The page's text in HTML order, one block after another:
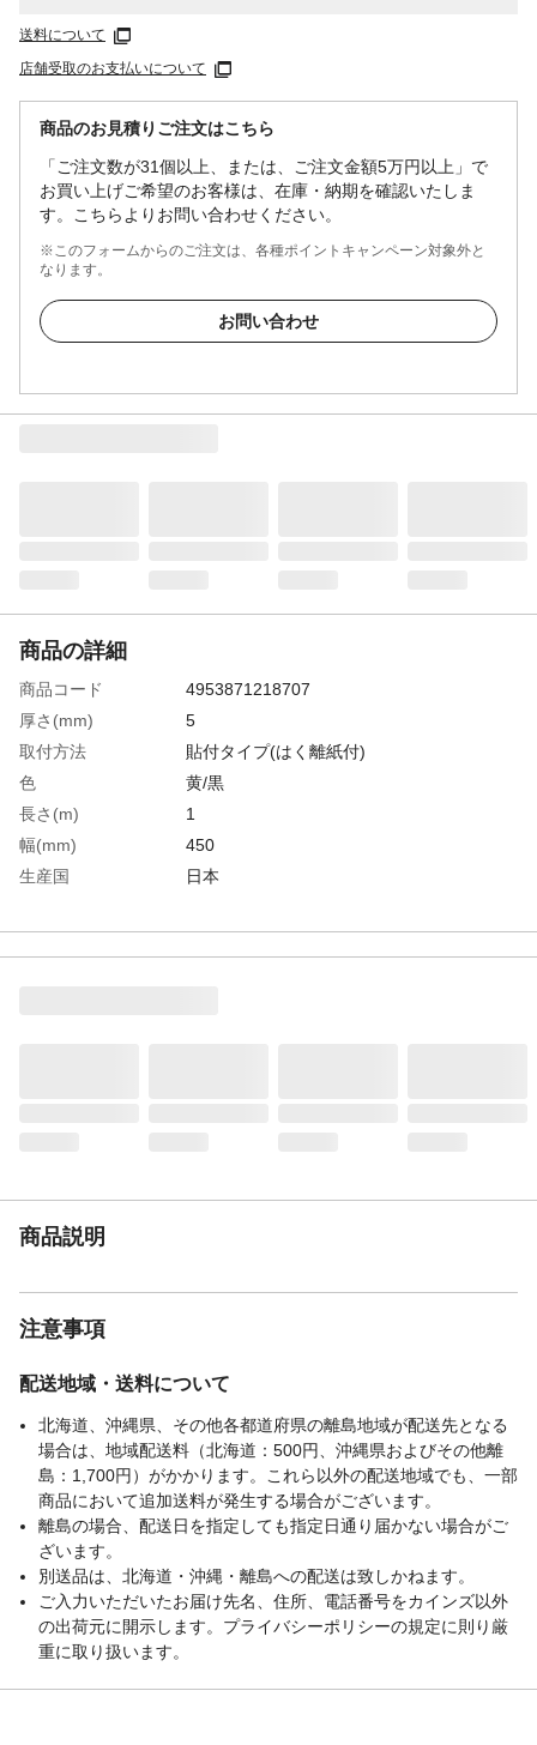
送料について
店舗受取のお支払いについて
商品のお見積りご注文はこちら
「ご注文数が31個以上、または、ご注文金額5万円以上」で
お買い上げご希望のお客様は、在庫・納期を確認いたしま
す。こちらよりお問い合わせください。
※このフォームからのご注文は、各種ポイントキャンペーン対象外と
なります。
お問い合わせ
商品の詳細
商品コード
4953871218707
厚さ(mm)
5
取付方法
貼付タイプ(はく離紙付)
色
黄/黒
長さ(m)
1
幅(mm)
450
生産国
日本
材質1
基材：ポリエチレンフィルム、ウレタンフ
ォーム
商品説明
注意事項
配送地域・送料について
北海道、沖縄県、その他各都道府県の離島地域が配送先となる
場合は、地域配送料（北海道：500円、沖縄県およびその他離
島：1,700円）がかかります。これら以外の配送地域でも、一部
商品において追加送料が発生する場合がございます。
離島の場合、配送日を指定しても指定日通り届かない場合がご
ざいます。
別送品は、北海道・沖縄・離島への配送は致しかねます。
ご入力いただいたお届け先名、住所、電話番号をカインズ以外
の出荷元に開示します。プライバシーポリシーの規定に則り厳
重に取り扱います。